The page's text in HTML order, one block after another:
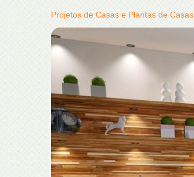
Projetos de Casas e Plantas de Casas